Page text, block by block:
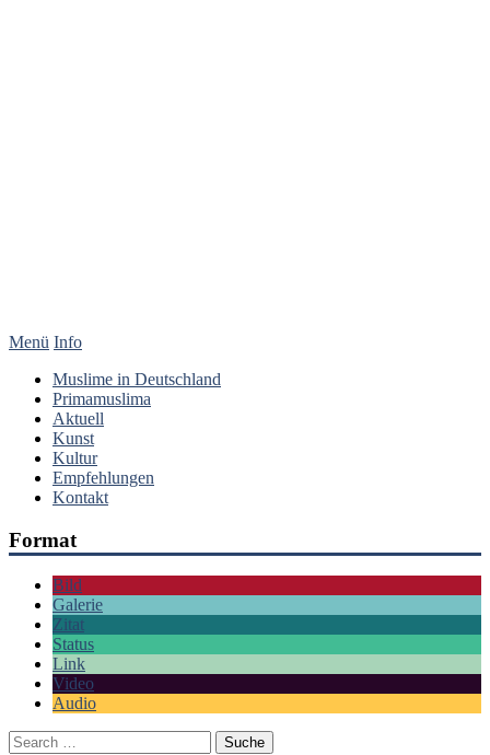
Menü Info
Muslime in Deutschland
Primamuslima
Aktuell
Kunst
Kultur
Empfehlungen
Kontakt
Format
Bild
Galerie
Zitat
Status
Link
Video
Audio